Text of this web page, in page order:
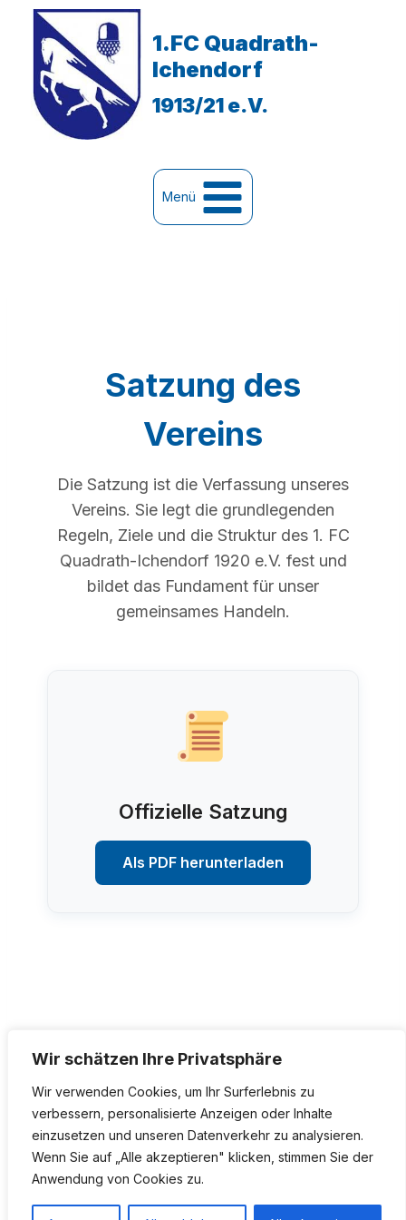
Wir schätzen Ihre Privatsphäre
Wir verwenden Cookies, um Ihr Surferlebnis zu
verbessern, personalisierte Anzeigen oder Inhalte
einzusetzen und unseren Datenverkehr zu analysieren.
Wenn Sie auf „Alle akzeptieren" klicken, stimmen Sie der
Anwendung von Cookies zu.
springen
1.FC Quadrath-
Ichendorf
1913/21 e.V.
Menü
Satzung des
Vereins
Die Satzung ist die Verfassung unseres
Vereins. Sie legt die grundlegenden
Regeln, Ziele und die Struktur des 1. FC
Quadrath-Ichendorf 1920 e.V. fest und
bildet das Fundament für unser
gemeinsames Handeln.
Offizielle Satzung
Als PDF herunterladen
Impressum Datenschutz
realisiert von